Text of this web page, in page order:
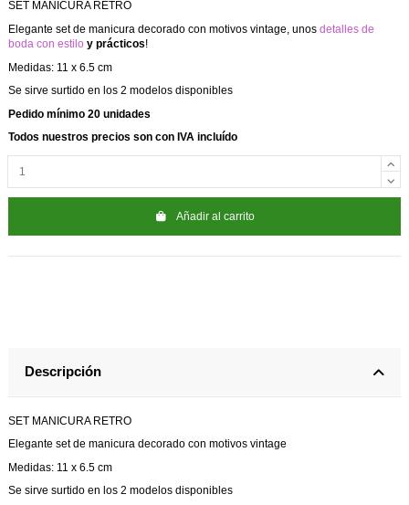
SET MANICURA RETRO
Elegante set de manicura decorado con motivos vintage, unos detalles de
boda con estilo y prácticos!
Medidas: 11 x 6.5 cm
Se sirve surtido en los 2 modelos disponibles
Pedido mínimo 20 unidades
Todos nuestros precios son con IVA incluído
Añadir al carrito
Descripción
SET MANICURA RETRO
Elegante set de manicura decorado con motivos vintage
Medidas: 11 x 6.5 cm
Se sirve surtido en los 2 modelos disponibles